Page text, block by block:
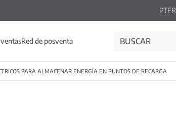
PTFR
Red de posventa
PARA ALMACENAR ENERGÍA EN PUNTOS DE RECARGA